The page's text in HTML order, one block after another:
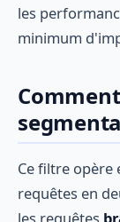
les
minimum
Ce filtre opère
requêtes en